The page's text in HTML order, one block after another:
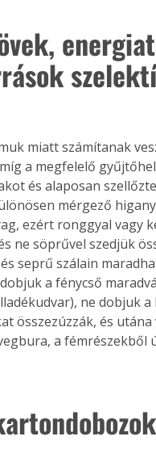
Gyógyító
természet
miatt számítanak
a megfelelő
és alaposan
mérgező
ezért ronggyal vagy
ne söprűvel szedjük
seprű szálain
a fénycső
ne dobjuk
összezúzzák, és
a fémrészekből